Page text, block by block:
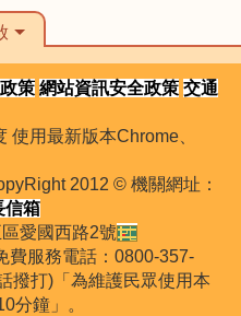
策 網站資訊安全政策 交通
用最新版本Chrome、
2012 © 機關網址：
信箱
愛國西路2號
服務電話：0800-357-
撥打)「為維護民眾使用本
分鐘」。